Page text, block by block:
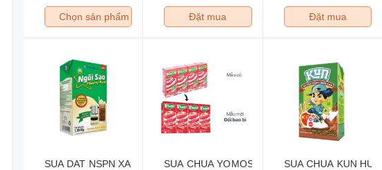
Chọn sản phẩm Đặt mua Đặt mua
SUA DAT NSPN XANH LA 1.284KG/HOPSUA CHUA YOMOST HUONG DAU 170ML
SUA CHUA KUN